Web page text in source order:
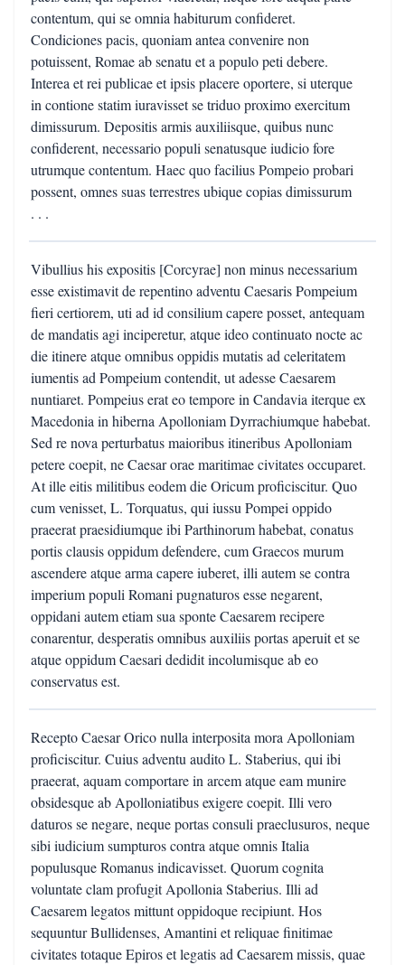
contentum, qui se omnia habiturum confideret.
Condiciones pacis, quoniam antea convenire non
potuissent, Romae ab senatu et a populo peti debere.
Interea et rei publicae et ipsis placere oportere, si uterque
in contione statim iuravisset se triduo proximo exercitum
dimissurum. Depositis armis auxiliisque, quibus nunc
confiderent, necessario populi senatusque iudicio fore
utrumque contentum. Haec quo facilius Pompeio probari
possent, omnes suas terrestres ubique copias dimissurum
. . .
Vibullius his expositis [Corcyrae] non minus necessarium
esse existimavit de repentino adventu Caesaris Pompeium
fieri certiorem, uti ad id consilium capere posset, antequam
de mandatis agi inciperetur, atque ideo continuato nocte ac
die itinere atque omnibus oppidis mutatis ad celeritatem
iumentis ad Pompeium contendit, ut adesse Caesarem
nuntiaret. Pompeius erat eo tempore in Candavia iterque ex
Macedonia in hiberna Apolloniam Dyrrachiumque habebat.
Sed re nova perturbatus maioribus itineribus Apolloniam
petere coepit, ne Caesar orae maritimae civitates occuparet.
At ille eitis militibus eodem die Oricum proficiscitur. Quo
cum venisset, L. Torquatus, qui iussu Pompei oppido
praeerat praesidiumque ibi Parthinorum habebat, conatus
portis clausis oppidum defendere, cum Graecos murum
ascendere atque arma capere iuberet, illi autem se contra
imperium populi Romani pugnaturos esse negarent,
oppidani autem etiam sua sponte Caesarem recipere
conarentur, desperatis omnibus auxiliis portas aperuit et se
atque oppidum Caesari dedidit incolumisque ab eo
conservatus est.
Recepto Caesar Orico nulla interposita mora Apolloniam
proficiscitur. Cuius adventu audito L. Staberius, qui ibi
praeerat, aquam comportare in arcem atque eam munire
obsidesque ab Apolloniatibus exigere coepit. Illi vero
daturos se negare, neque portas consuli praeclusuros, neque
sibi iudicium sumpturos contra atque omnis Italia
populusque Romanus indicavisset. Quorum cognita
voluntate clam profugit Apollonia Staberius. Illi ad
Caesarem legatos mittunt oppidoque recipiunt. Hos
sequuntur Bullidenses, Amantini et reliquae finitimae
civitates totaque Epiros et legatis ad Caesarem missis, quae